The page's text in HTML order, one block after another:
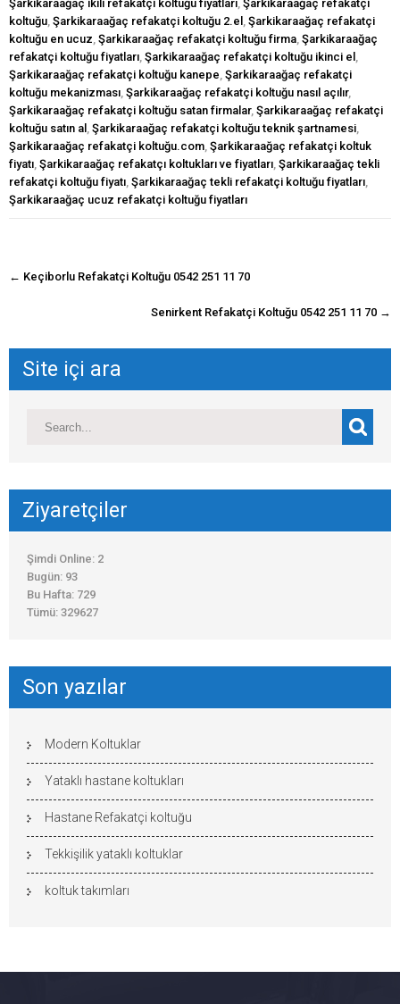
Şarkikaraağaç ikili refakatçi koltuğu fiyatları Şarkikaraağaç refakatçi
koltuğu Şarkikaraağaç refakatçi koltuğu 2.el Şarkikaraağaç refakatçi
koltuğu en ucuz Şarkikaraağaç refakatçi koltuğu firma Şarkikaraağaç
refakatçi koltuğu fiyatları Şarkikaraağaç refakatçi koltuğu ikinci el
Şarkikaraağaç refakatçi koltuğu kanepe Şarkikaraağaç refakatçi
koltuğu mekanizması Şarkikaraağaç refakatçi koltuğu nasıl açılır,
Şarkikaraağaç refakatçi koltuğu satan firmalar, Şarkikaraağaç refakatçi
koltuğu satın al Şarkikaraağaç refakatçi koltuğu teknik şartnamesi
Şarkikaraağaç refakatçi koltuğu.com Şarkikaraağaç refakatçi koltuk
fiyatı Şarkikaraağaç refakatçı koltukları ve fiyatları Şarkikaraağaç tekli
refakatçi koltuğu fiyatı Şarkikaraağaç tekli refakatçi koltuğu fiyatları
Şarkikaraağaç ucuz refakatçi koltuğu fiyatları
navigasyon
← Keçiborlu Refakatçi Koltuğu 0542 251 11 70
Senirkent Refakatçi Koltuğu 0542 251 11 70 →
Site içi ara
Ziyaretçiler
Şimdi Online: 2
Bugün: 93
Bu Hafta: 729
Tümü: 329627
Son yazılar
Modern Koltuklar
Yataklı hastane koltukları
Hastane Refakatçi koltuğu
Tekkişilik yataklı koltuklar
koltuk takımları